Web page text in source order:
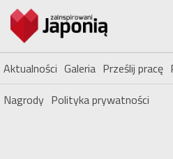
Aktualności Galeria Prześlij pracę
Nagrody Polityka prywatności